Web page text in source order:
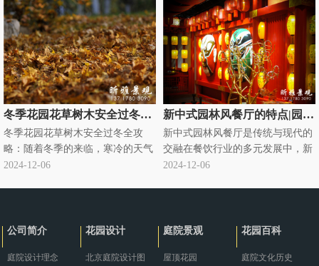
冬季花园花草树木安全过冬全攻略|别墅庭院绿化过冬知识
冬季花园花草树木安全过冬全攻
略：随着冬季的来临，寒冷的天气
对花园里的花草树木构成了严峻的
2024-12-06
新中式园林风餐厅的特点|园林式饭店
新中式园林风餐厅是传统与现代的
交融在餐饮行业的多元发展中，新
中式园林风餐厅悄然兴起，成为独
2024-12-06
公司简介
庭院设计理念
花园设计
北京庭院设计图
庭院景观
屋顶花园
花园百科
庭院文化历史